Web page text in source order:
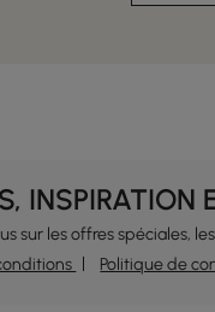
INSPIRATION
sur les offres spéciales,
Politique de